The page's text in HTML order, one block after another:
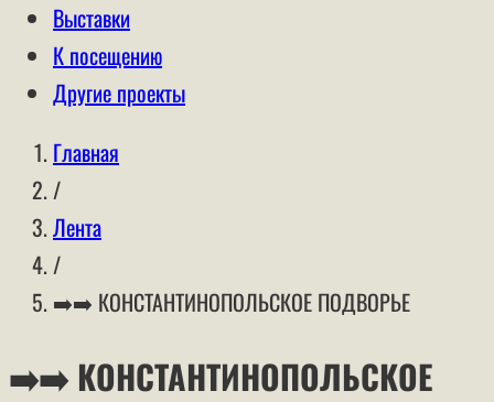
Выставки
К посещению
Другие проекты
Главная
/
Лента
/
➡️➡️ КОНСТАНТИНОПОЛЬСКОЕ ПОДВОРЬЕ
➡️➡️ КОНСТАНТИНОПОЛЬСКОЕ